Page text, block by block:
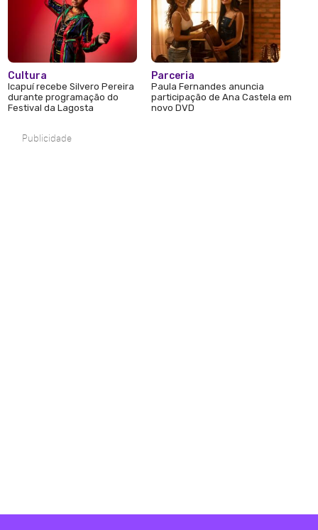
Cultura
Icapuí recebe Silvero Pereira
durante programação do
Festival da Lagosta
Parceria
Paula Fernandes anuncia
participação de Ana Castela em
novo DVD
Publicidade